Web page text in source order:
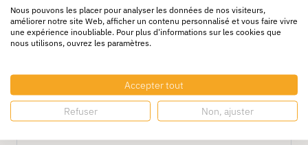
Protection renforcée
Carton rigide haute résistance
l'écrasement
Fermeture par rabats sécurisés
Format idéal
Nous pouvons les placer pour analyser les données de nos visiteurs,
améliorer notre site Web, afficher un contenu personnalisé et vous faire vivre
une expérience inoubliable. Pour plus d'informations sur les cookies que
nous utilisons, ouvrez les paramètres.
Accepter tout
Refuser Non, ajuster